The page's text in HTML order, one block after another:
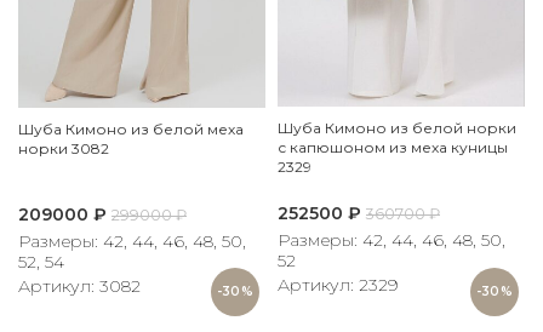
-30%
Шуба Кимоно из белой меха
норки 3082
209000 ₽ 299000₽
Размеры: 42, 44, 46, 48, 50,
52, 54
Артикул: 3082
-30%
Шуба Кимоно из белой норки
с капюшоном из меха куницы
2329
252500 ₽ 360700₽
Размеры: 42, 44, 46, 48, 50,
52
Артикул: 2329